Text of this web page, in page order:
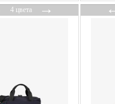
4 цвета→